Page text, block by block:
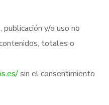
y/o uso no
totales o
sin el consentimiento